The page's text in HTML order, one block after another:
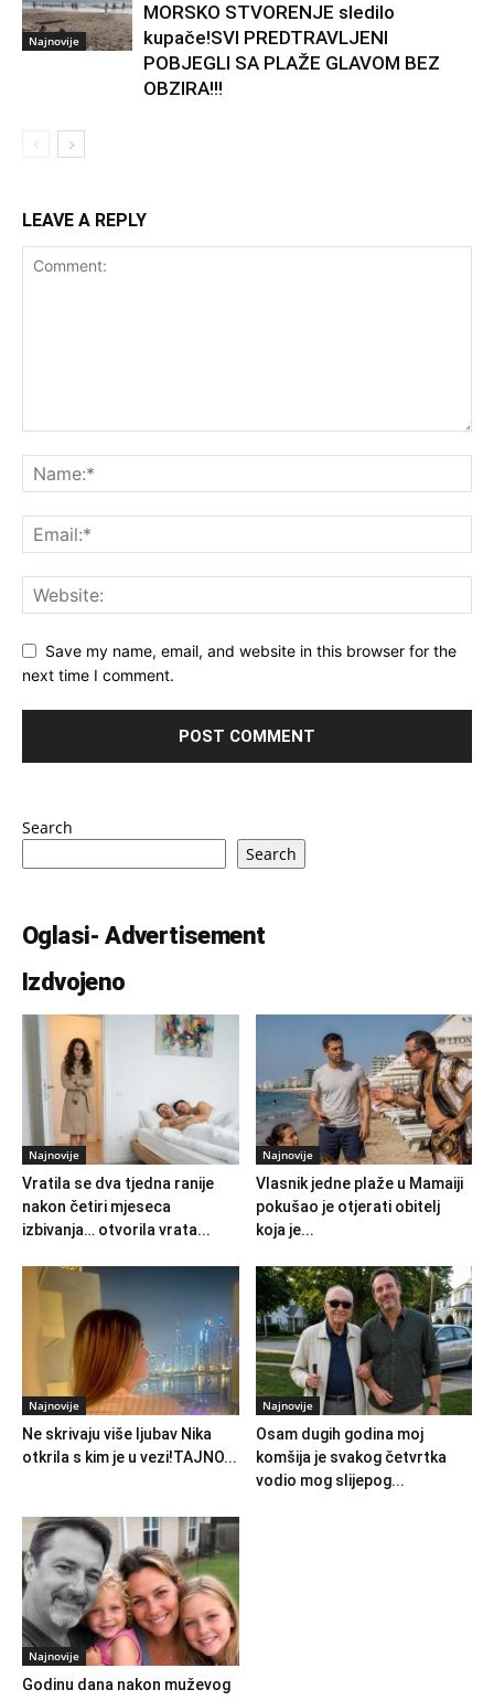
Najnovije
MORSKO STVORENJE sledilo
kupače!SVI PREDTRAVLJENI
POBJEGLI SA PLAŽE GLAVOM BEZ
OBZIRA!!!
LEAVE A REPLY
Save my name, email, and website in this browser for the
next time I comment.
Search
Search
Oglasi- Advertisement
Izdvojeno
Najnovije
Vratila se dva tjedna ranije
nakon četiri mjeseca
izbivanja… otvorila vrata...
Najnovije
Vlasnik jedne plaže u Mamaiji
pokušao je otjerati obitelj
koja je...
Najnovije
Ne skrivaju više ljubav Nika
otkrila s kim je u vezi!TAJNO...
Najnovije
Osam dugih godina moj
komšija je svakog četvrtka
vodio mog slijepog...
Najnovije
Godinu dana nakon muževog